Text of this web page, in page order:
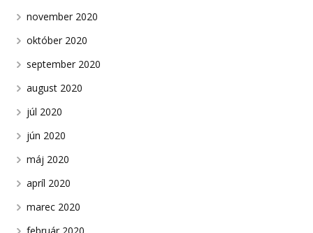
november 2020
október 2020
september 2020
august 2020
júl 2020
jún 2020
máj 2020
apríl 2020
marec 2020
február 2020